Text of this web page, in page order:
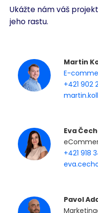
Ukážte nám váš
jeho rastu.
Martin
E-
+421 902
Eva
+421 918
Pavol